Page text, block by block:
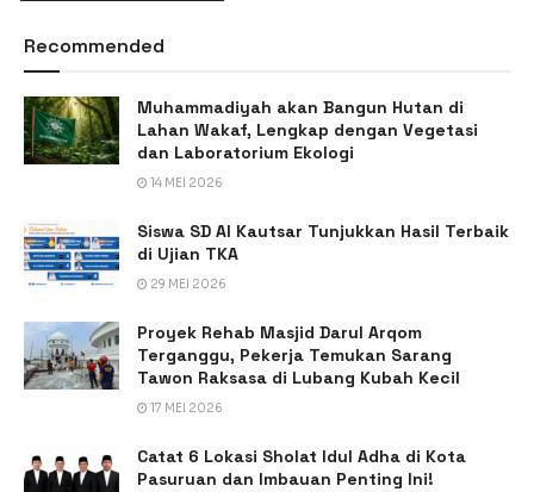
Recommended
Muhammadiyah akan Bangun Hutan di
Lahan Wakaf, Lengkap dengan Vegetasi
dan Laboratorium Ekologi
14 MEI 2026
Siswa SD Al Kautsar Tunjukkan Hasil Terbaik
di Ujian TKA
29 MEI 2026
Proyek Rehab Masjid Darul Arqom
Terganggu, Pekerja Temukan Sarang
Tawon Raksasa di Lubang Kubah Kecil
17 MEI 2026
Catat 6 Lokasi Sholat Idul Adha di Kota
Pasuruan dan Imbauan Penting Ini!